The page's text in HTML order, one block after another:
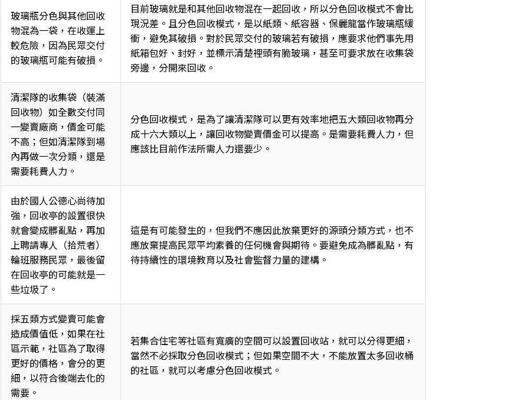
玻璃瓶分色與其他回收
物混為一袋，在收運上
較危險，因為民眾交付
的玻璃瓶可能有破損。
目前玻璃就是和其他回收物混在一起回收，所以分色回收模式不會比
現況差。且分色回收模式，是以紙類、紙容器、保麗龍當作玻璃瓶緩
衝，避免其破損。對於民眾交付的玻璃若有破損，應要求他們事先用
紙箱包好、封好，並標示清楚裡頭有脆玻璃，甚至可要求放在收集袋
旁邊，分開來回收。
清潔隊的收集袋（裝滿
回收物）如全數交付同
一變賣廠商，價金可能
不高；但如清潔隊到場
內再做一次分類，還是
需要耗費人力。
分色回收模式，是為了讓清潔隊可以更有效率地把五大類回收物再分
成十六大類以上，讓回收物變賣價金可以提高。是需要耗費人力，但
應該比目前作法所需人力還要少。
由於國人公德心尚待加
強，回收亭的設置很快
就會變成髒亂點，再加
上聘請專人（拾荒者）
輪班服務民眾，最後留
在回收亭的可能就是一
些垃圾了。
這是有可能發生的，但我們不應因此放棄更好的源頭分類方式，也不
應放棄提高民眾平均素養的任何機會與期待。要避免成為髒亂點，有
待持續性的環境教育以及社會監督力量的建構。
採五類方式變賣可能會
造成價值低，如果在社
區示範，社區為了取得
更好的價格，會分的更
細，以符合後端去化的
需要。
若集合住宅等社區有寬廣的空間可以設置回收站，就可以分得更細，
當然不必採取分色回收模式；但如果空間不大，不能放置太多回收桶
的社區，就可以考慮分色回收模式。